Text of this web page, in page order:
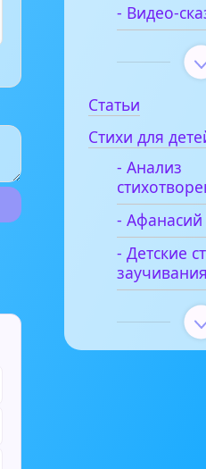
- Видео-
Статьи
Стихи для
- Анализ
-
- Детские
заучивания